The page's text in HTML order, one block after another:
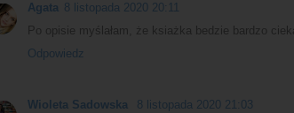
Agata 8 listopada 2020 20:11
Po opisie myślałam, że ksiażka bedzie bardzo
Odpowiedz
Wioleta Sadowska
8 listopada 2020 21:03